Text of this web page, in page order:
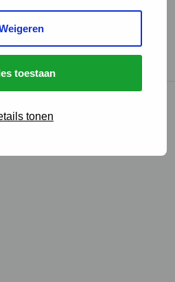
toestaan
tonen